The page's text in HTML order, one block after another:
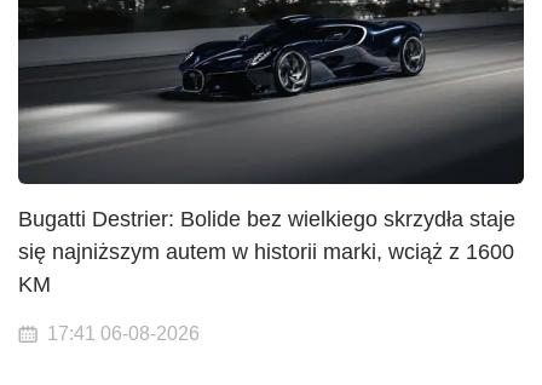
Bugatti Destrier: Bolide bez wielkiego skrzydła staje
się najniższym autem w historii marki, wciąż z 1600
KM
17:41 06-08-2026